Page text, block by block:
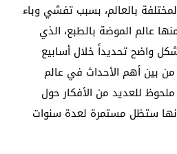
بالعالم، بسبب تفشي وباء
عالم الموضة بالطبع، الذي
واضح تحديداً خلال أسابيع
من بين أهم الأحداث في عالم
للعديد من الأفكار حول
أنها ستظل مستمرة لعدة سنوات